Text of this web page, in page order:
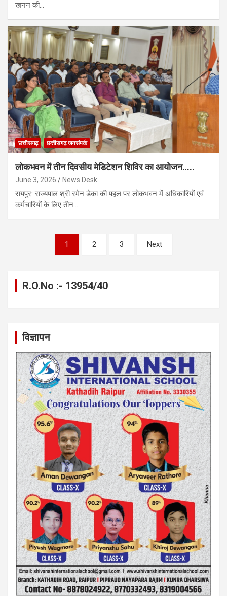
खनन की…
छत्तीसगढ़ छत्तीसगढ़ जनसंपर्क
लोकभवन में तीन दिवसीय मेडिटेशन शिविर का आयोजन…..
June 3, 2026 News Desk
रायपुर: राज्यपाल श्री रमेन डेका की पहल पर लोकभवन में अधिकारियों एवं
कर्मचारियों के लिए तीन…
pagination
1 2 3 Next
R.O.No :- 13954/40
विज्ञापन